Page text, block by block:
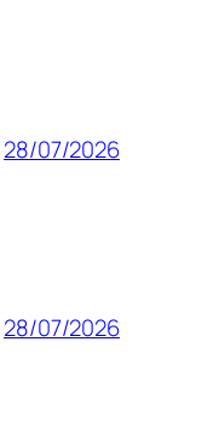
28/07/2026
28/07/2026